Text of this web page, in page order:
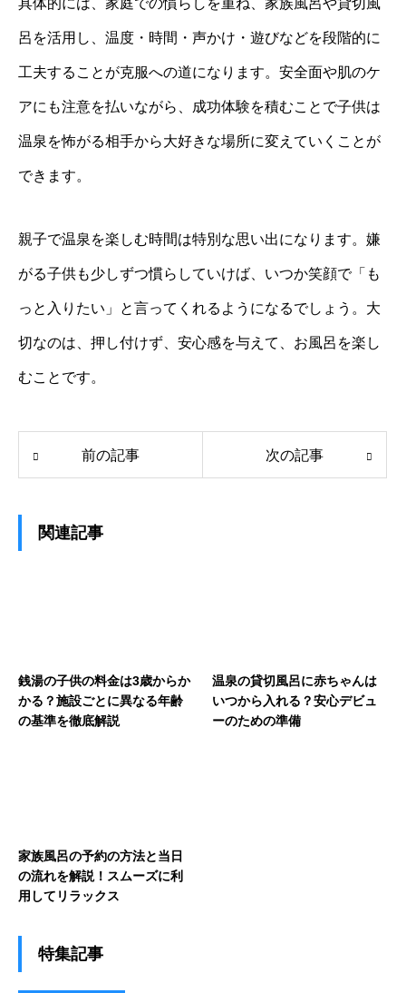
呂を活用し、温度・時間・声かけ・遊びなどを段階的に
工夫することが克服への道になります。安全面や肌のケ
アにも注意を払いながら、成功体験を積むことで子供は
温泉を怖がる相手から大好きな場所に変えていくことが
できます。
親子で温泉を楽しむ時間は特別な思い出になります。嫌
がる子供も少しずつ慣らしていけば、いつか笑顔で「も
っと入りたい」と言ってくれるようになるでしょう。大
切なのは、押し付けず、安心感を与えて、お風呂を楽し
むことです。
前の記事 次の記事
関連記事
銭湯の子供の料金は3歳からか
かる？施設ごとに異なる年齢
の基準を徹底解説
温泉の貸切風呂に赤ちゃんは
いつから入れる？安心デビュ
ーのための準備
家族風呂の予約の方法と当日
の流れを解説！スムーズに利
用してリラックス
特集記事